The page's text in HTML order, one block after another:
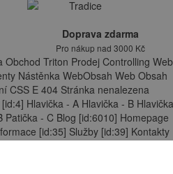
Doprava zdarma
Pro nákup nad 3000 Kč
Triton Prodej Controlling Web
Nástěnka WebObsah Web Obsah
CSS E 404 Stránka nenalezena
Hlavička - A Hlavička - B
- C Blog [id:6010] Homepage
[id:35] Služby [id:39] Kontakty